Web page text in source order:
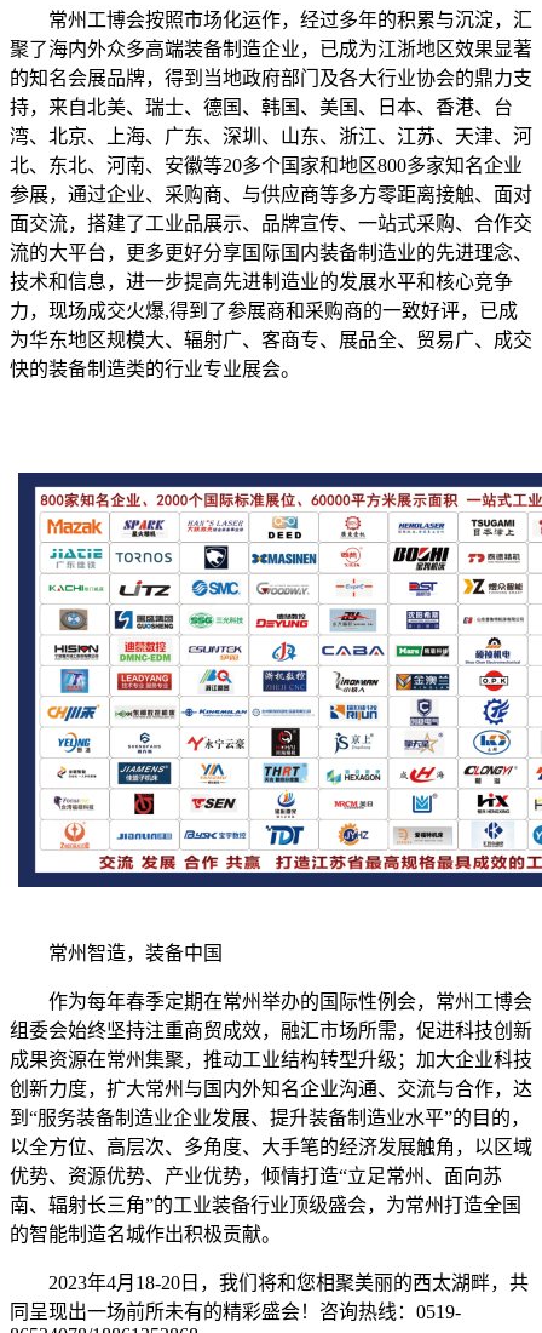
常州工博会按照市场化运作，经过多年的积累与沉淀，汇
聚了海内外众多高端装备制造企业，已成为江浙地区效果显著
的知名会展品牌，得到当地政府部门及各大行业协会的鼎力支
持，来自北美、瑞士、德国、韩国、美国、日本、香港、台
湾、北京、上海、广东、深圳、山东、浙江、江苏、天津、河
北、东北、河南、安徽等20多个国家和地区800多家知名企业
参展，通过企业、采购商、与供应商等多方零距离接触、面对
面交流，搭建了工业品展示、品牌宣传、一站式采购、合作交
流的大平台，更多更好分享国际国内装备制造业的先进理念、
技术和信息，进一步提高先进制造业的发展水平和核心竞争
力，现场成交火爆,得到了参展商和采购商的一致好评，已成
为华东地区规模大、辐射广、客商专、展品全、贸易广、成交
快的装备制造类的行业专业展会。
常州智造，装备中国
作为每年春季定期在常州举办的国际性例会，常州工博会
组委会始终坚持注重商贸成效，融汇市场所需，促进科技创新
成果资源在常州集聚，推动工业结构转型升级；加大企业科技
创新力度，扩大常州与国内外知名企业沟通、交流与合作，达
到“服务装备制造业企业发展、提升装备制造业水平”的目的，
以全方位、高层次、多角度、大手笔的经济发展触角，以区域
优势、资源优势、产业优势，倾情打造“立足常州、面向苏
南、辐射长三角”的工业装备行业顶级盛会，为常州打造全国
的智能制造名城作出积极贡献。
2023年4月18-20日，我们将和您相聚美丽的西太湖畔，共
同呈现出一场前所未有的精彩盛会！咨询热线：0519-